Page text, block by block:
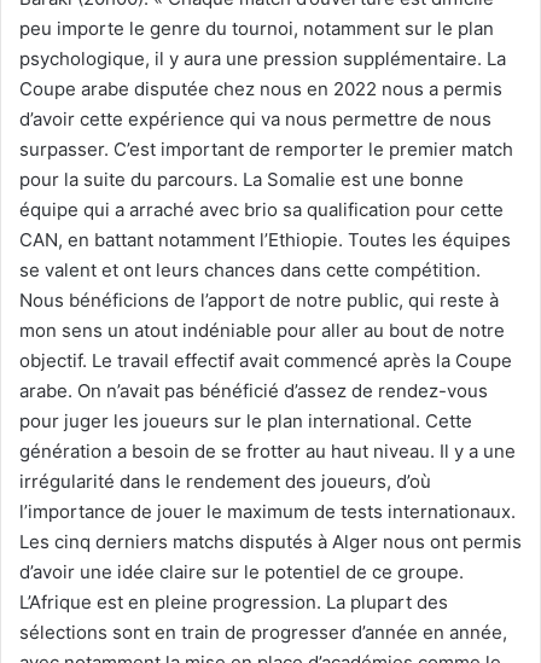
peu importe le genre du tournoi, notamment sur le plan
psychologique, il y aura une pression supplémentaire. La
Coupe arabe disputée chez nous en 2022 nous a permis
d’avoir cette expérience qui va nous permettre de nous
surpasser. C’est important de remporter le premier match
pour la suite du parcours. La Somalie est une bonne
équipe qui a arraché avec brio sa qualification pour cette
CAN, en battant notamment l’Ethiopie. Toutes les équipes
se valent et ont leurs chances dans cette compétition.
Nous bénéficions de l’apport de notre public, qui reste à
mon sens un atout indéniable pour aller au bout de notre
objectif. Le travail effectif avait commencé après la Coupe
arabe. On n’avait pas bénéficié d’assez de rendez-vous
pour juger les joueurs sur le plan international. Cette
génération a besoin de se frotter au haut niveau. Il y a une
irrégularité dans le rendement des joueurs, d’où
l’importance de jouer le maximum de tests internationaux.
Les cinq derniers matchs disputés à Alger nous ont permis
d’avoir une idée claire sur le potentiel de ce groupe.
L’Afrique est en pleine progression. La plupart des
sélections sont en train de progresser d’année en année,